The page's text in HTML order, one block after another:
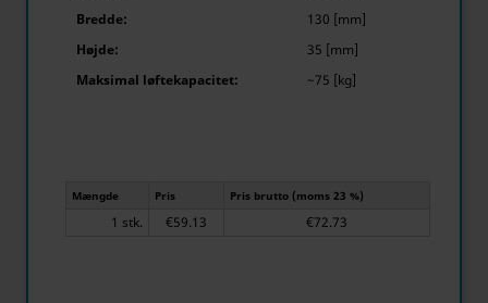
Bredde:
130 [mm]
Højde:
35 [mm]
Maksimal løftekapacitet:
~75 [kg]
Mængde Pris Pris brutto (moms 23 %)
1 stk. €59.13 €72.73